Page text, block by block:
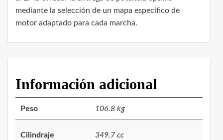
mediante la selección de un mapa específico de
motor adaptado para cada marcha.
Información adicional
Peso 106.8 kg
Cilindraje 349.7 cc